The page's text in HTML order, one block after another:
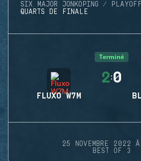
SIX MAJOR JONKOPING
QUARTS DE FINALE
Terminé
FLUXO W7M
2:0
25 NOVEMBRE 2022
BEST OF 3